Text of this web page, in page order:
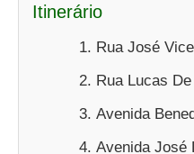
Itinerário
Rua José
Rua Lucas
Avenida
Avenida José